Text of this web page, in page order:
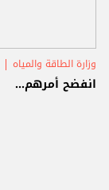
وزارة الطاقة والمياه
انفضح أمرهم...